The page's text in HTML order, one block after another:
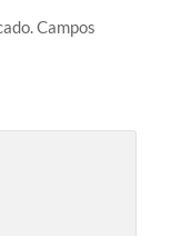
Campos